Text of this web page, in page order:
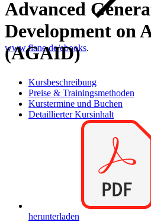
www.flane.de/ebooks.
Advanced
Development on
(AGAID)
Kursbeschreibung
Preise & Trainingsmethoden
Kurstermine und Buchen
Detaillierter Kursinhalt
herunterladen